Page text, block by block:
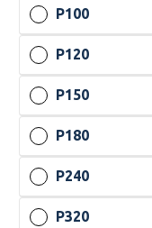
P100
P120
P150
P180
P240
P320